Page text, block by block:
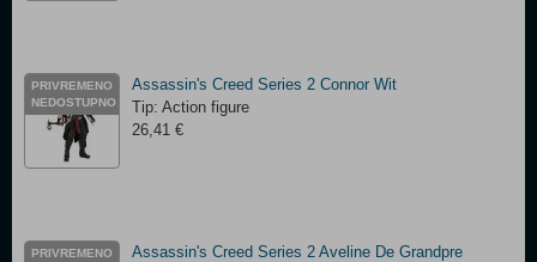
PRIVREMENO
NEDOSTUPNO
Assassin's Creed Series 2 Connor Wit
Tip: Action figure
26,41 €
PRIVREMENO
Assassin's Creed Series 2 Aveline De Grandpre